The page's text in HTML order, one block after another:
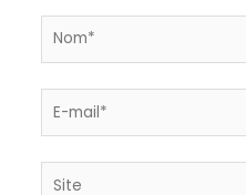
Nom*
E-
Site